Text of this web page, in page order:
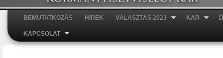
Főmenü
BEMUTATKOZÁS HÍREK VÁLASZTÁS 2023 KAR
KAPCSOLAT